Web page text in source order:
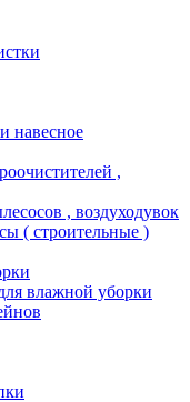
навесное
,
, воздуходувок
( строительные )
влажной уборки